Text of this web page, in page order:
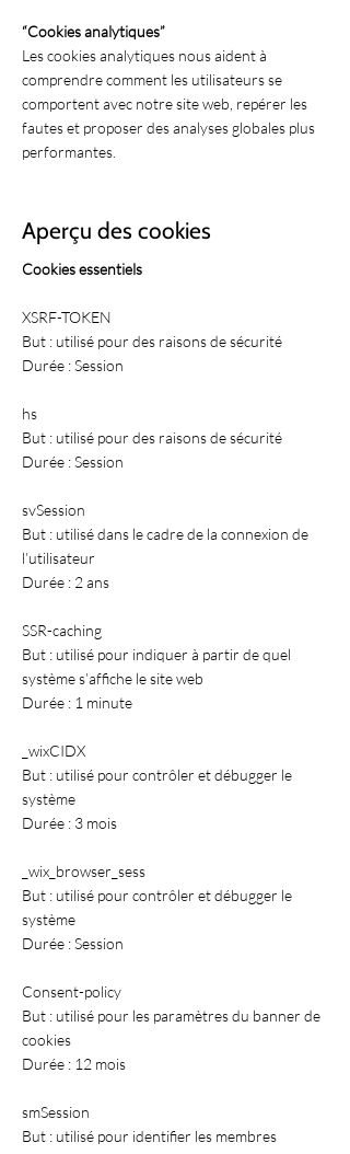
“Cookies analytiques”
Les cookies analytiques nous aident à
comprendre comment les utilisateurs se
comportent avec notre site web, repérer les
fautes et proposer des analyses globales plus
performantes.
Aperçu des cookies
Cookies essentiels
XSRF-TOKEN
But : utilisé pour des raisons de sécurité
Durée : Session
hs
But : utilisé pour des raisons de sécurité
Durée : Session
svSession
But : utilisé dans le cadre de la connexion de
l’utilisateur
Durée : 2 ans
SSR-caching
But : utilisé pour indiquer à partir de quel
système s’affiche le site web
Durée : 1 minute
_wixCIDX
But : utilisé pour contrôler et débugger le
système
Durée : 3 mois
_wix_browser_sess
But : utilisé pour contrôler et débugger le
système
Durée : Session
Consent-policy
But : utilisé pour les paramètres du banner de
cookies
Durée : 12 mois
smSession
But : utilisé pour identifier les membres